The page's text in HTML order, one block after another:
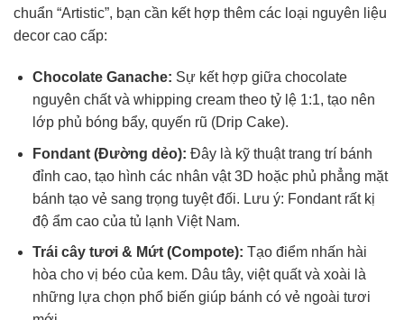
chuẩn “Artistic”, bạn cần kết hợp thêm các loại nguyên liệu
decor cao cấp:
Chocolate Ganache: Sự kết hợp giữa chocolate
nguyên chất và whipping cream theo tỷ lệ 1:1, tạo nên
lớp phủ bóng bẩy, quyến rũ (Drip Cake).
Fondant (Đường dẻo): Đây là kỹ thuật trang trí bánh
đỉnh cao, tạo hình các nhân vật 3D hoặc phủ phẳng mặt
bánh tạo vẻ sang trọng tuyệt đối. Lưu ý: Fondant rất kị
độ ẩm cao của tủ lạnh Việt Nam.
Trái cây tươi & Mứt (Compote): Tạo điểm nhấn hài
hòa cho vị béo của kem. Dâu tây, việt quất và xoài là
những lựa chọn phổ biến giúp bánh có vẻ ngoài tươi